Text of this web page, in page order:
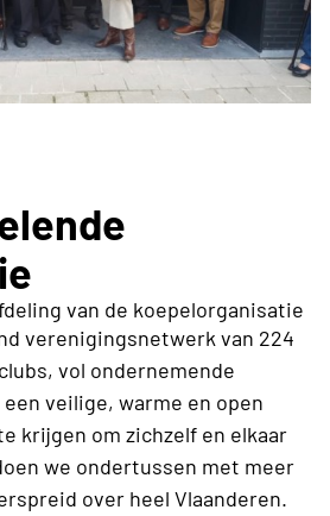
van de koepelorganisatie
verenigingsnetwerk van 224
vol ondernemende
veilige, warme en open
krijgen om zichzelf en elkaar
we ondertussen met meer
over heel Vlaanderen.